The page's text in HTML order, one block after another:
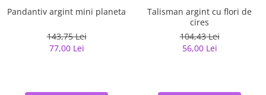
Pandantiv argint mini planeta
143,75 Lei
77,00 Lei
Talisman argint cu flori de
cires
104,43 Lei
56,00 Lei